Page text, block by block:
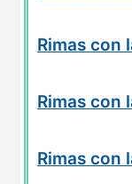
Rimas con
Rimas con
Rimas con